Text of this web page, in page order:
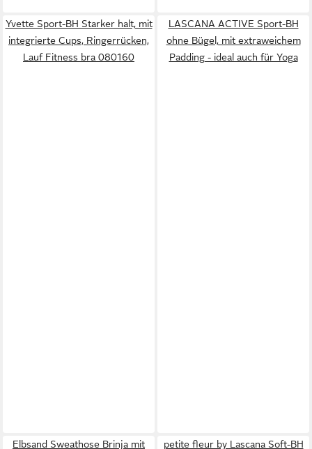
Yvette Sport-BH Starker halt, mit
integrierte Cups, Ringerrücken,
Lauf Fitness bra 080160
LASCANA ACTIVE Sport-BH
ohne Bügel, mit extraweichem
Padding - ideal auch für Yoga
Elbsand Sweathose Brinja mit petite fleur by Lascana Soft-BH